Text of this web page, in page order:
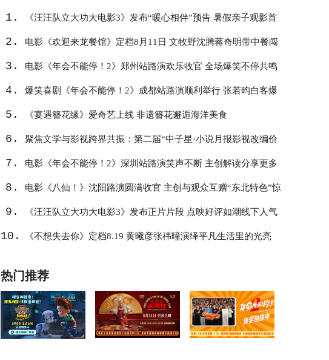
1. 《汪汪队立大功大电影3》发布“暖心相伴”预告 暑假亲子观影首
选
2. 电影《欢迎来龙餐馆》定档8月11日 文牧野沈腾蒋奇明带中餐闯
中东
3. 电影《年会不能停！2》郑州站路演欢乐收官 全场爆笑不停共鸣
不止
4. 爆笑喜剧《年会不能停！2》成都站路演顺利举行 张若昀白客爆
笑整活走心输出
5. 《宴遇簪花缘》爱奇艺上线 非遗簪花邂逅海洋美食
6. 聚焦文学与影视跨界共振：第二届“中子星·小说月报影视改编价
值潜力榜”在盐城揭晓
7. 电影《年会不能停！2》深圳站路演笑声不断 主创解读分享更多
幕后创作
8. 电影《八仙！》沈阳路演圆满收官 主创与观众互赠“东北特色”惊
喜
9. 《汪汪队立大功大电影3》发布正片片段 点映好评如潮线下人气
爆棚
10. 《不想失去你》定档8.19 黄曦彦张祎曈演绎平凡生活里的光亮
热门推荐